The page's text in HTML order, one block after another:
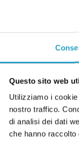
Questo sito web
Utilizziamo i
nostro traffico.
di analisi dei dati
che hanno
ULTIMI FACT-
«la